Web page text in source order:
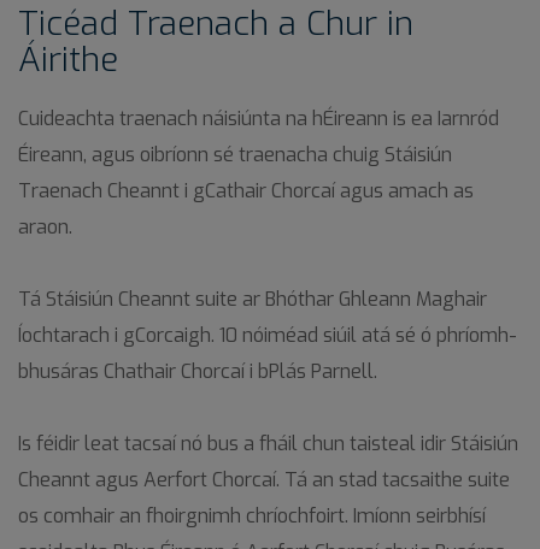
Ticéad Traenach a Chur in
Áirithe
Cuideachta traenach náisiúnta na hÉireann is ea Iarnród
Éireann, agus oibríonn sé traenacha chuig Stáisiún
Traenach Cheannt i gCathair Chorcaí agus amach as
araon.
Tá Stáisiún Cheannt suite ar Bhóthar Ghleann Maghair
Íochtarach i gCorcaigh. 10 nóiméad siúil atá sé ó phríomh-
bhusáras Chathair Chorcaí i bPlás Parnell.
Is féidir leat tacsaí nó bus a fháil chun taisteal idir Stáisiún
Cheannt agus Aerfort Chorcaí. Tá an stad tacsaithe suite
os comhair an fhoirgnimh chríochfoirt. Imíonn seirbhísí